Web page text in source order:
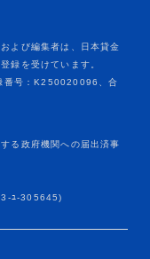
よび編集者は、日本貸金
録を受けています。
番号：K250020096、合
る政府機関への届出済事
ﾕ-305645)